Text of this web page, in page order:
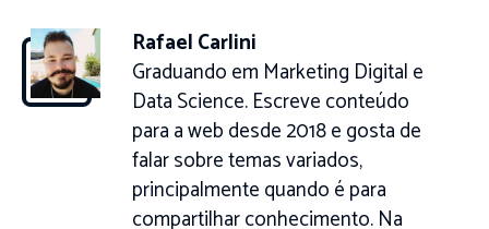
Rafael Carlini
Graduando em Marketing Digital e
Data Science. Escreve conteúdo
para a web desde 2018 e gosta de
falar sobre temas variados,
principalmente quando é para
compartilhar conhecimento. Na